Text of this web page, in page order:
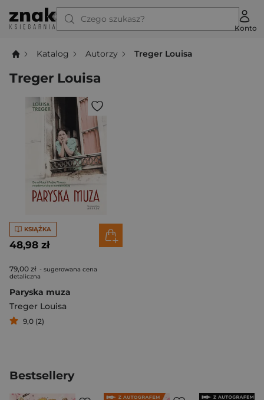
Czego szukasz?
Konto
Katalog Autorzy Treger Louisa
Treger Louisa
KSIĄŻKA
48,98 zł
79,00 zł - sugerowana cena
detaliczna
Paryska muza
Treger Louisa
9,0 (2)
Bestsellery